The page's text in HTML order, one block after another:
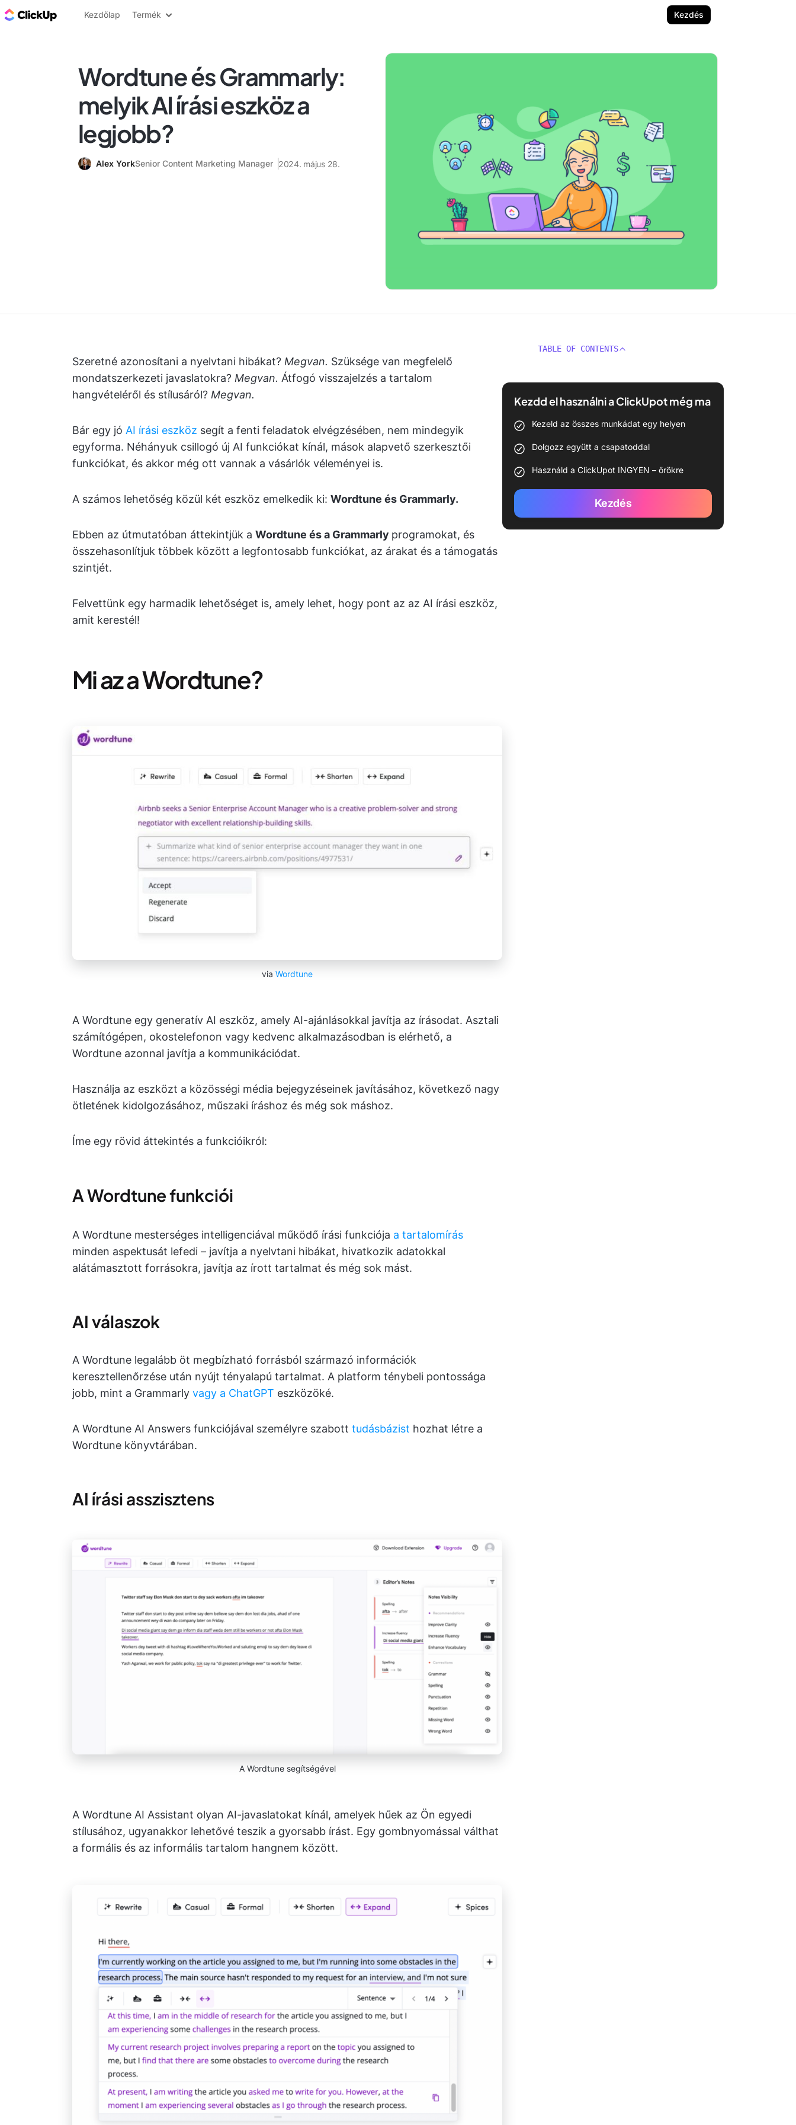
ClickUp blog
Kezdőlap Termék Kezdés
Wordtune és Grammarly:
melyik AI írási eszköz a
legjobb?
Alex YorkSenior Content Marketing Manager 2024. május 28.
Szeretné azonosítani a nyelvtani hibákat? Megvan. Szüksége van megfelelő
mondatszerkezeti javaslatokra? Megvan. Átfogó visszajelzés a tartalom
hangvételéről és stílusáról? Megvan.
Bár egy jó AI írási eszköz segít a fenti feladatok elvégzésében, nem mindegyik
egyforma. Néhányuk csillogó új AI funkciókat kínál, mások alapvető szerkesztői
funkciókat, és akkor még ott vannak a vásárlók véleményei is.
A számos lehetőség közül két eszköz emelkedik ki: Wordtune és Grammarly.
Ebben az útmutatóban áttekintjük a Wordtune és a Grammarly programokat, és
összehasonlítjuk többek között a legfontosabb funkciókat, az árakat és a támogatás
szintjét.
Felvettünk egy harmadik lehetőséget is, amely lehet, hogy pont az az AI írási eszköz,
amit kerestél!
Mi az a Wordtune?
via Wordtune
A Wordtune egy generatív AI eszköz, amely AI-ajánlásokkal javítja az írásodat. Asztali
számítógépen, okostelefonon vagy kedvenc alkalmazásodban is elérhető, a
Wordtune azonnal javítja a kommunikációdat.
Használja az eszközt a közösségi média bejegyzéseinek javításához, következő nagy
ötletének kidolgozásához, műszaki íráshoz és még sok máshoz.
Íme egy rövid áttekintés a funkcióikról:
A Wordtune funkciói
A Wordtune mesterséges intelligenciával működő írási funkciója a tartalomírás
minden aspektusát lefedi – javítja a nyelvtani hibákat, hivatkozik adatokkal
alátámasztott forrásokra, javítja az írott tartalmat és még sok mást.
AI válaszok
A Wordtune legalább öt megbízható forrásból származó információk
keresztellenőrzése után nyújt tényalapú tartalmat. A platform ténybeli pontossága
jobb, mint a Grammarly vagy a ChatGPT eszközöké.
A Wordtune AI Answers funkciójával személyre szabott tudásbázist hozhat létre a
Wordtune könyvtárában.
AI írási asszisztens
A Wordtune segítségével
A Wordtune AI Assistant olyan AI-javaslatokat kínál, amelyek hűek az Ön egyedi
stílusához, ugyanakkor lehetővé teszik a gyorsabb írást. Egy gombnyomással válthat
a formális és az informális tartalom hangnem között.
TABLE OF CONTENTS
Kezdd el használni a ClickUpot még ma
Kezeld az összes munkádat egy helyen
Dolgozz együtt a csapatoddal
Használd a ClickUpot INGYEN – örökre
Kezdés